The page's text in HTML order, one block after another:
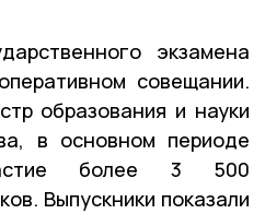
экзамена
совещании.
образования и науки
в основном периоде
более 3 500
Выпускники показали